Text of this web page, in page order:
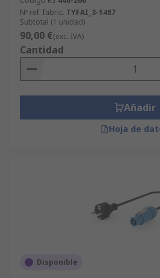
realizar sus pedidos de forma
que le permite navegar y refinar
Accesorios para inversores de
los productos disponibles por
por precio, marca, fabricante y
Nº ref. fabric. TYFAI_3-1487
Subtotal (1 unidad)
90,00 €(exc. IVA)
Cantidad
Añadir
Hoja de
Disponible